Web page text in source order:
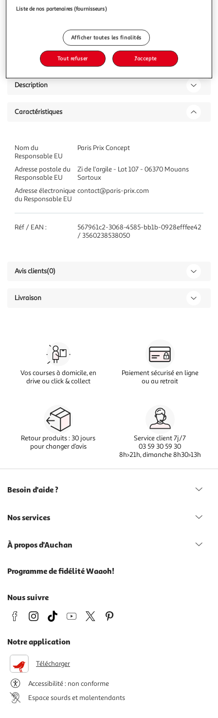
Description
Caractéristiques
Nom du
Responsable EU
Paris Prix Concept
Adresse postale du
Responsable EU
Zi de l'argile - Lot 107 - 06370 Mouans
Sartoux
Adresse électronique
du Responsable EU
contact@paris-prix.com
Réf / EAN :
567961c2-3068-4585-bb1b-0928efffee42
/ 3560238538050
Avis clients(0)
Livraison
Vos courses à domicile, en
drive ou click & collect
Paiement sécurisé en ligne
ou au retrait
Retour produits : 30 jours
pour changer d’avis
Service client 7j/7
03 59 30 59 30
8h>21h, dimanche 8h30>13h
Besoin d'aide ?
Nos services
À propos d'Auchan
Programme de fidélité Waaoh!
Nous suivre
Notre application
Télécharger
Accessibilité : non conforme
Espace sourds et malentendants
Liste de nos partenaires (fournisseurs)
Afficher toutes les finalités
Tout refuser J'accepte